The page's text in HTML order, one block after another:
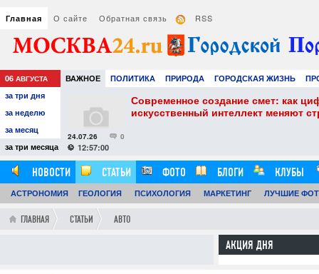
Главная О сайте Обратная связь RSS
06 АВГУСТА ВАЖНОЕ ПОЛИТИКА ПРИРОДА ГОРОДСКАЯ ЖИЗНЬ
ТЕХНОЛОГИИ
за три дня
за неделю
за месяц
за три месяца
и
0
24.07.26
12:57:00
Современное создание смет: как
искусственный интеллект меняют
НОВОСТИ СТАТЬИ ФОТО БЛОГИ
КЛУБЫ
ОБЗОРЫ
ВИДЕОРЕПОРТАЖИ
АСТРОНОМИЯ ГЕОЛОГИЯ ПСИХОЛОГИЯ МАРКЕТИНГ ЛУЧШИЕ
ГЛАВНАЯ СТАТЬИ АВТО
АКЦИЯ ДНЯ